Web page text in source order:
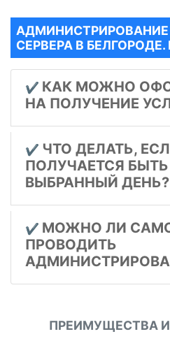
СЕРВЕРА В
✔️ КАК МОЖНО
НА ПОЛУЧЕНИЕ
✔️ ЧТО ДЕЛАТЬ,
ПОЛУЧАЕТСЯ
ВЫБРАННЫЙ ДЕНЬ?
✔️ МОЖНО ЛИ
ПРОВОДИТЬ
ПРЕИМУЩЕСТВА